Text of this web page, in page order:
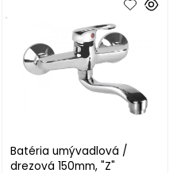
Batéria umývadlová /
drezová 150mm, "Z"
.